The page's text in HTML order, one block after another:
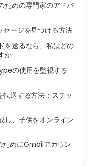
ための専門家のアドバ
ージを見つける方法
を送るなら、私はどの
か
の使用を監視する
送する方法：ステッ
し、子供をオンライン
めにGmailアカウン